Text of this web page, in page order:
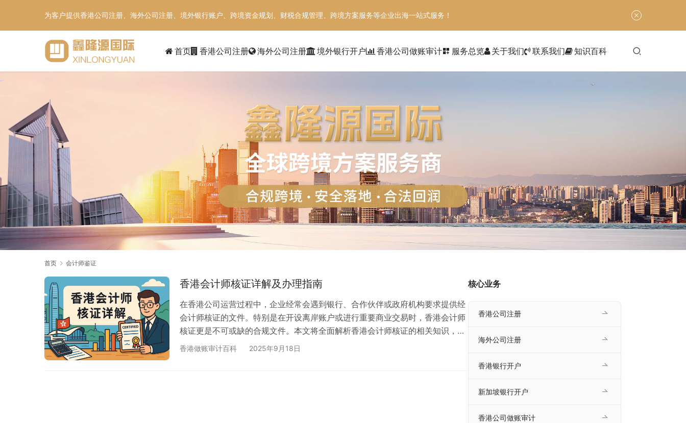
为客户提供香港公司注册、海外公司注册、境外银行账户、跨境资金规划、财税合规管理、跨境方案服务等企业出海一站式服务！
首页 香港公司注册 海外公司注册 境外银行开户 香港公司做账审计dashboard_customize 服务总览 关于我们 联系我们 知识百科
首页 会计师鉴证
香港会计师核证详解及办理指南
在香港公司运营过程中，企业经常会遇到银行、合作伙伴或政府机构要求提供经
会计师核证的文件。特别是在开设离岸账户或进行重要商业交易时，香港会计师
核证更是不可或缺的合规文件。本文将全面解析香港会计师核证的相关知识，帮
助企业主深入了解这项重要的商务服务。 什么是香港会计师核证 ✅ 香港会计师
香港做账审计百科 2025年9月18日
核心业务
香港公司注册
海外公司注册
香港银行开户
新加坡银行开户
香港公司做账审计